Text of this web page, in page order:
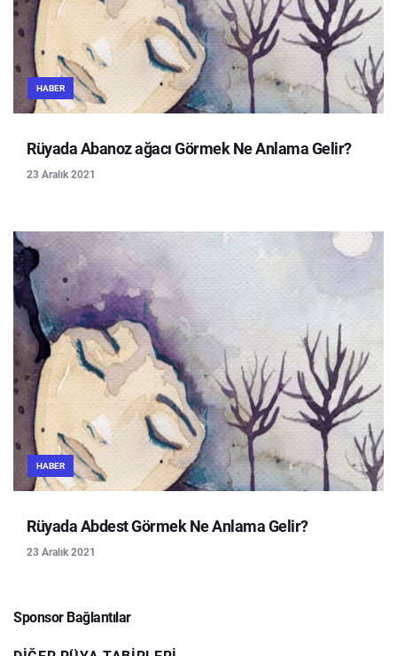
HABER
Rüyada Abanoz ağacı Görmek Ne Anlama Gelir?
23 Aralık 2021
HABER
Rüyada Abdest Görmek Ne Anlama Gelir?
23 Aralık 2021
Sponsor Bağlantılar